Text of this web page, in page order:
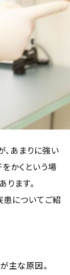
あまりに強い
かくという場
ます。
患についてご紹
主な原因。